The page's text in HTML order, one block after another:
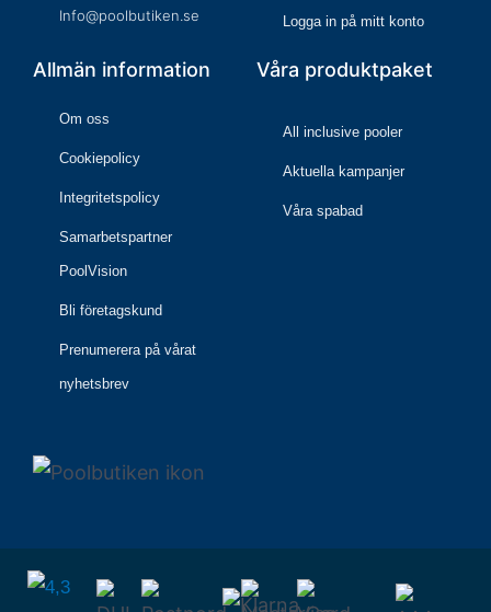
Info@poolbutiken.se Logga in på mitt konto
Allmän information
Om oss
Cookiepolicy
Integritetspolicy
Samarbetspartner
PoolVision
Bli företagskund
Prenumerera på vårat
nyhetsbrev
Våra produktpaket
All inclusive pooler
Aktuella kampanjer
Våra spabad